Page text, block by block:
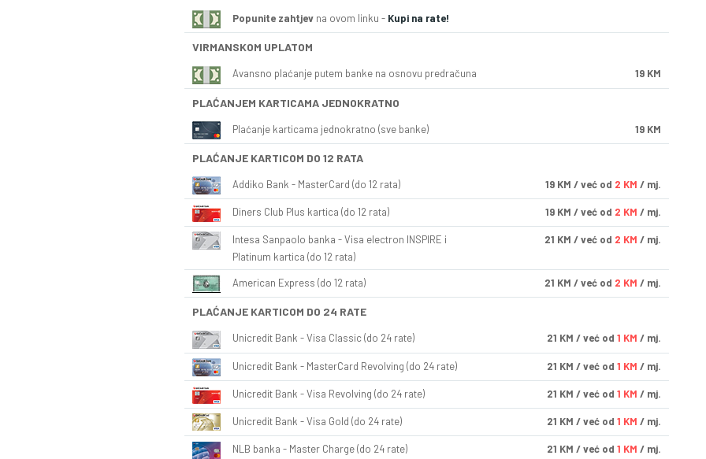
Popunite zahtjev na ovom linku - Kupi na rate!
VIRMANSKOM UPLATOM
Avansno plaćanje putem banke na osnovu predračuna 19 KM
PLAĆANJEM KARTICAMA JEDNOKRATNO
Plaćanje karticama jednokratno (sve banke) 19 KM
PLAĆANJE KARTICOM DO 12 RATA
Addiko Bank - MasterCard (do 12 rata) 19 KM / već od 2 KM / mj.
Diners Club Plus kartica (do 12 rata) 19 KM / već od 2 KM / mj.
Intesa Sanpaolo banka - Visa electron INSPIRE i
Platinum kartica (do 12 rata)
21 KM / već od 2 KM / mj.
American Express (do 12 rata) 21 KM / već od 2 KM / mj.
PLAĆANJE KARTICOM DO 24 RATE
Unicredit Bank - Visa Classic (do 24 rate) 21 KM / već od 1 KM / mj.
Unicredit Bank - MasterCard Revolving (do 24 rate) 21 KM / već od 1 KM / mj.
Unicredit Bank - Visa Revolving (do 24 rate) 21 KM / već od 1 KM / mj.
Unicredit Bank - Visa Gold (do 24 rate) 21 KM / već od 1 KM / mj.
NLB banka - Master Charge (do 24 rate) 21 KM / već od 1 KM / mj.